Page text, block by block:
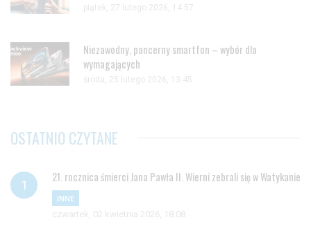
piątek, 27 lutego 2026, 14:57
Niezawodny, pancerny smartfon – wybór dla
wymagających
środa, 25 lutego 2026, 13:45
OSTATNIO CZYTANE
21. rocznica śmierci Jana Pawła II. Wierni zebrali się w Watykanie
INNE
czwartek, 02 kwietnia 2026, 18:08